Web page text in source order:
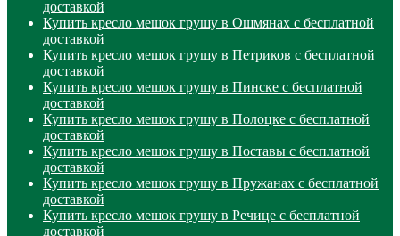
доставкой
Купить кресло мешок грушу в Ошмянах с бесплатной
доставкой
Купить кресло мешок грушу в Петриков с бесплатной
доставкой
Купить кресло мешок грушу в Пинске с бесплатной
доставкой
Купить кресло мешок грушу в Полоцке с бесплатной
доставкой
Купить кресло мешок грушу в Поставы с бесплатной
доставкой
Купить кресло мешок грушу в Пружанах с бесплатной
доставкой
Купить кресло мешок грушу в Речице с бесплатной
доставкой